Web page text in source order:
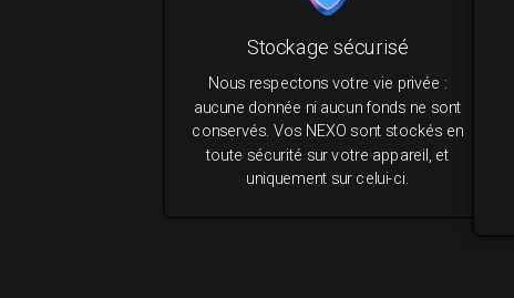
Stockage sécurisé
Nous respectons votre vie privée :
aucune donnée ni aucun fonds ne sont
conservés. Vos NEXO sont stockés en
toute sécurité sur votre appareil, et
uniquement sur celui-ci.